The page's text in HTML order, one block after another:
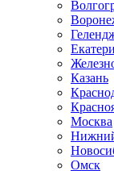
Казань
Москва
Омск